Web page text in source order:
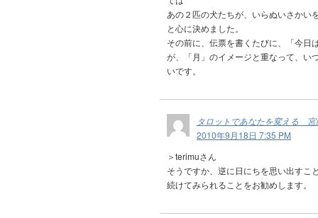
あの２匹の犬たちが、いらぬいさかい
と心に決めました。
その前に、伝票を書くたびに、「今日
が、「月」のイメージと重なって、い
いです。
タロットであなたを変える 宮
2010年9月18日 7:35 PM
＞terimuさん
そうですか、逆に日にちを思い出すこ
続けてみられることをお勧めします。